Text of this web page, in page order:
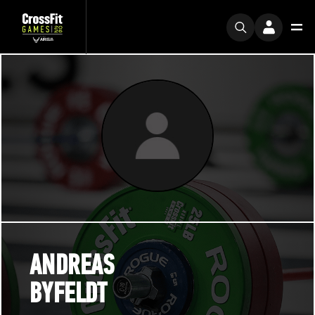
ANDREAS
BYFELDT